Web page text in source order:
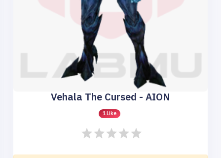
Vehala The Cursed - AION
1 Like